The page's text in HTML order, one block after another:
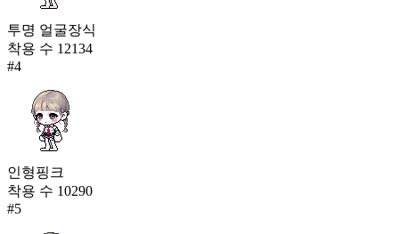
투명 얼굴장식
착용 수 12134
#4
인형핑크
착용 수 10290
#5